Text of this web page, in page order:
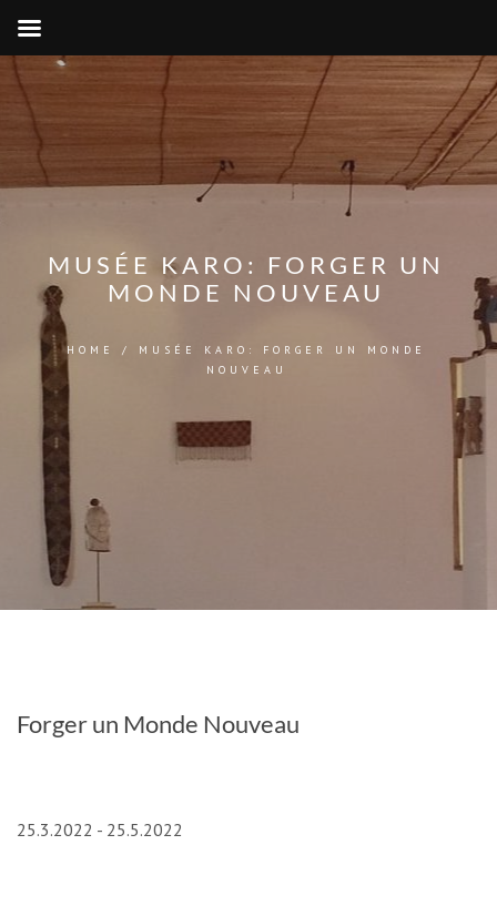
MUSÉE KARO: FORGER UN
MONDE NOUVEAU
HOME / MUSÉE KARO: FORGER UN MONDE
NOUVEAU
Forger un Monde Nouveau
25.3.2022 - 25.5.2022